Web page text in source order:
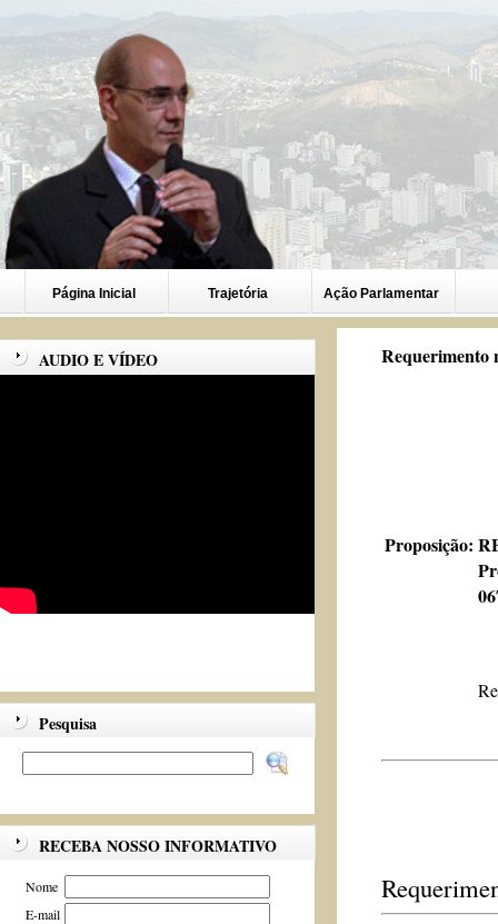
Página Inicial Trajetória Ação Parlamentar
AUDIO E VÍDEO
Pesquisa
RECEBA NOSSO INFORMATIVO
Nome
E-mail
Requerimento
Proposição: